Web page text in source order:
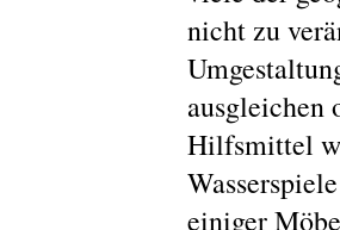
nicht zu
ausgleichen
Hilfsmittel
einiger